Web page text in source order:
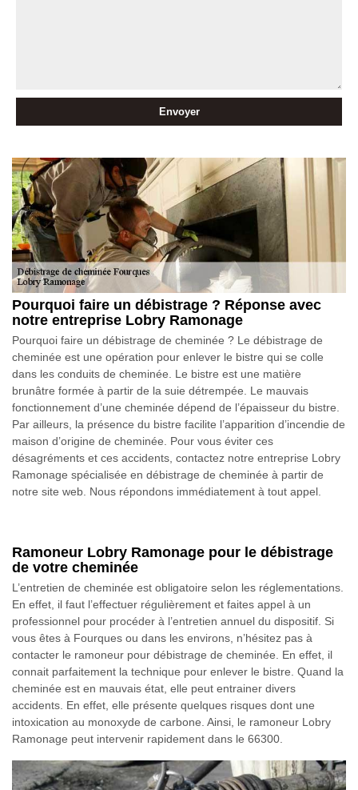
Pourquoi faire un débistrage ? Réponse avec
notre entreprise Lobry Ramonage
Pourquoi faire un débistrage de cheminée ? Le débistrage de
cheminée est une opération pour enlever le bistre qui se colle
dans les conduits de cheminée. Le bistre est une matière
brunâtre formée à partir de la suie détrempée. Le mauvais
fonctionnement d’une cheminée dépend de l’épaisseur du bistre.
Par ailleurs, la présence du bistre facilite l’apparition d’incendie de
maison d’origine de cheminée. Pour vous éviter ces
désagréments et ces accidents, contactez notre entreprise Lobry
Ramonage spécialisée en débistrage de cheminée à partir de
notre site web. Nous répondons immédiatement à tout appel.
Ramoneur Lobry Ramonage pour le débistrage
de votre cheminée
L’entretien de cheminée est obligatoire selon les réglementations.
En effet, il faut l’effectuer régulièrement et faites appel à un
professionnel pour procéder à l’entretien annuel du dispositif. Si
vous êtes à Fourques ou dans les environs, n’hésitez pas à
contacter le ramoneur pour débistrage de cheminée. En effet, il
connait parfaitement la technique pour enlever le bistre. Quand la
cheminée est en mauvais état, elle peut entrainer divers
accidents. En effet, elle présente quelques risques dont une
intoxication au monoxyde de carbone. Ainsi, le ramoneur Lobry
Ramonage peut intervenir rapidement dans le 66300.